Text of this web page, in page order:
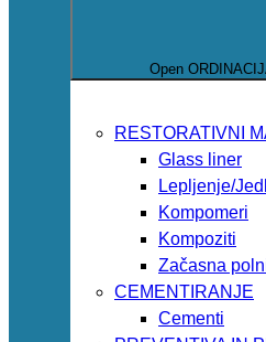
Open
RESTORATIVNI
Glass liner
Lepljenje/
Kompomeri
Kompoziti
Začasna
CEMENTIRANJE
Cementi